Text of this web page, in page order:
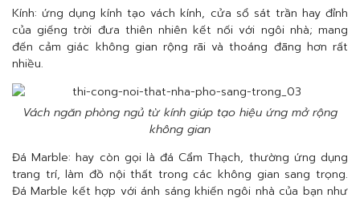
Kính: ứng dụng kính tạo vách kính, cửa sổ sát trần hay đỉnh
của giếng trời đưa thiên nhiên kết nối với ngôi nhà; mang
đến cảm giác không gian rộng rãi và thoáng đãng hơn rất
nhiều.
Vách ngăn phòng ngủ từ kính giúp tạo hiệu ứng mở rộng
không gian
Đá Marble: hay còn gọi là đá Cẩm Thạch, thường ứng dụng
trang trí, làm đồ nội thất trong các không gian sang trọng.
Đá Marble kết hợp với ánh sáng khiến ngôi nhà của bạn như